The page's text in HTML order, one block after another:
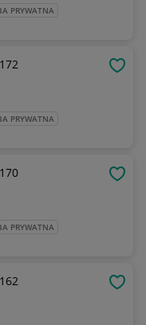
PRYWATNA
PRYWATNA
PRYWATNA